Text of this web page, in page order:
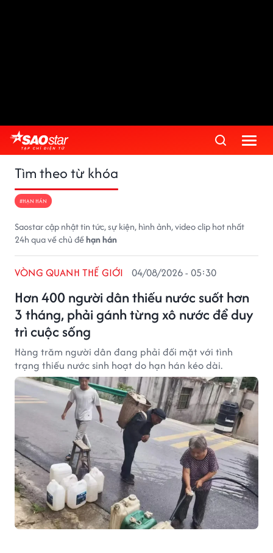
Tìm theo từ khóa
#HẠN HÁN
Saostar cập nhật tin tức, sự kiện, hình ảnh, video clip hot nhất
24h qua về chủ đềhạn hán
Hơn 400 người dân thiếu nước suốt hơn
3 tháng, phải gánh từng xô nước để duy
trì cuộc sống
VÒNG QUANH THẾ GIỚI 04/08/2026 - 05:30
Hàng trăm người dân đang phải đối mặt với tình
trạng thiếu nước sinh hoạt do hạn hán kéo dài.